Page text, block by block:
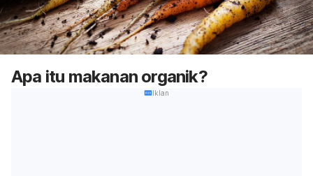
Apa itu makanan organik?
Iklan